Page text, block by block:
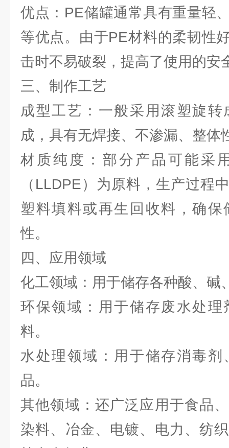
优点：PE储罐通常具有重量轻
等优点。由于PE材料的柔韧性
击时不易破裂，提高了使用的安
三、制作工艺
成型工艺：一般采用滚塑旋
成，具有无焊接、不渗漏、整体
材质纯度：部分产品可能采
（LLDPE）为原料，生产过程
塑料填料或再生回收料，确
性。
四、应用领域
化工领域：用于储存各种酸、碱
环保领域：用于储存废水处理
料。
水处理领域：用于储存消毒
品。
其他领域：还广泛应用于食品
染料、冶金、电镀、电力、纺